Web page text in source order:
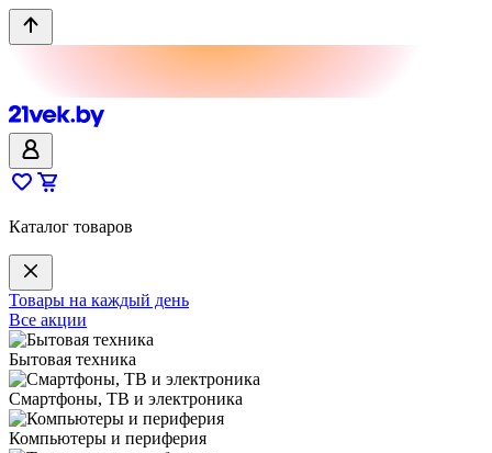
Каталог товаров
Товары на каждый день
Все акции
Бытовая техника
Смартфоны, ТВ и электроника
Компьютеры и периферия